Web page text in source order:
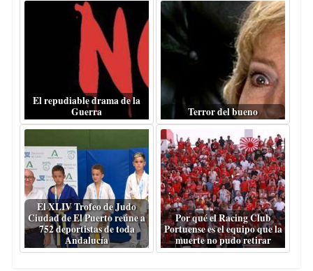
El repudiable drama de la
Guerra
Terror del bueno
El XLIV Trofeo de Judo
Ciudad de El Puerto reúne a
752 deportistas de toda
Andalucía
Por qué el Racing Club
Portuense es el equipo que la
muerte no pudo retirar